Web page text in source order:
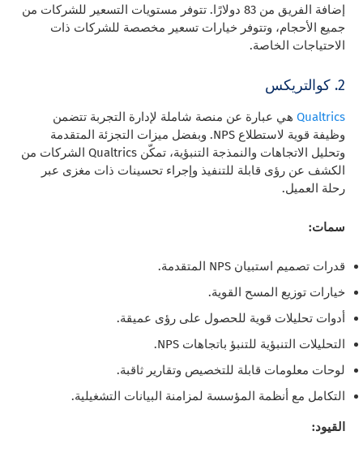
إضافة الفريق من 83 دولارًا. تتوفر مستويات التسعير للشركات من
جميع الأحجام، وتتوفر خيارات تسعير مخصصة للشركات ذات
الاحتياجات الخاصة.
2. كوالتريكس
Qualtrics هي عبارة عن منصة شاملة لإدارة التجربة تتضمن
وظيفة قوية لاستطلاع NPS. وبفضل ميزات التجزئة المتقدمة
وتحليل الاتجاهات والنمذجة التنبؤية، تمكّن Qualtrics الشركات من
الكشف عن رؤى قابلة للتنفيذ وإجراء تحسينات ذات مغزى عبر
رحلة العميل.
سمات:
قدرات تصميم استبيان NPS المتقدمة.
خيارات توزيع المسح القوية.
أدوات تحليلات قوية للحصول على رؤى عميقة.
التحليلات التنبؤية للتنبؤ باتجاهات NPS.
لوحات معلومات قابلة للتخصيص وتقارير ثاقبة.
التكامل مع أنظمة المؤسسة لمزامنة البيانات التشغيلية.
القيود: